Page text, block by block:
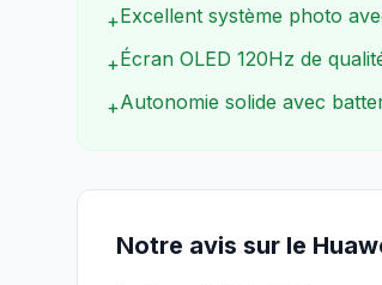
+Excellent système photo
+Écran OLED 120Hz de
+Autonomie solide avec
Notre avis sur le